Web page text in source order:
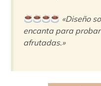
«Diseño
encanta para
afrutadas.»